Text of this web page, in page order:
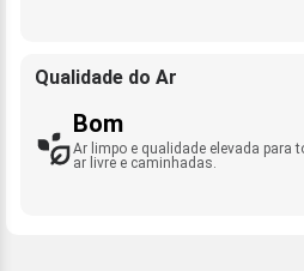
Qualidade do Ar
Bom
Ar limpo e qualidade elevada para
ar livre e caminhadas.